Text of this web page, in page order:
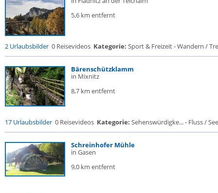
5,6 km entfernt
2 Urlaubsbilder 0 Reisevideos Kategorie: Sport & Freizeit - Wandern /
Bärenschützklamm
in Mixnitz
8,7 km entfernt
17 Urlaubsbilder 0 Reisevideos Kategorie: Sehenswürdigke... - Fluss /
Schreinhofer Mühle
in Gasen
9,0 km entfernt